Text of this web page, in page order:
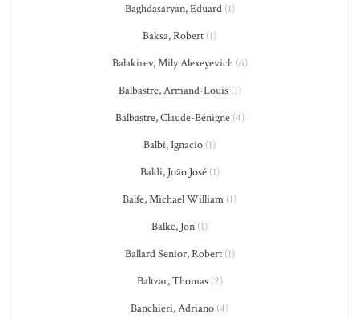
Baghdasaryan, Eduard(1)
Baksa, Robert (1)
Balakirev, Mily Alexeyevich(6)
Balbastre, Armand-Louis(1)
Balbastre, Claude-Bénigne(4)
Balbi, Ignacio (1)
Baldi, João José(1)
Balfe, Michael William (1)
Balke, Jon (1)
Ballard Senior, Robert(1)
Baltzar, Thomas(2)
Banchieri, Adriano (4)